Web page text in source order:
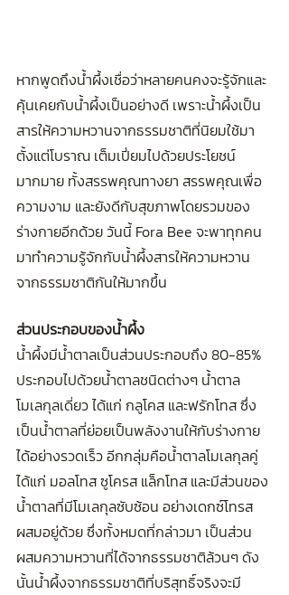
หากพูดถึงน้ำผึ้งเชื่อว่าหลายคนคงจะรู้จักและ
คุ้นเคยกับน้ำผึ้งเป็นอย่างดี เพราะน้ำผึ้งเป็น
สารให้ความหวานจากธรรมชาติที่นิยมใช้มา
ตั้งแต่โบราณ เต็มเปี่ยมไปด้วยประโยชน์
มากมาย ทั้งสรรพคุณทางยา สรรพคุณเพื่อ
ความงาม และยังดีกับสุขภาพโดยรวมของ
ร่างกายอีกด้วย วันนี้ Fora Bee จะพาทุกคน
มาทำความรู้จักกับน้ำผึ้งสารให้ความหวาน
จากธรรมชาติกันให้มากขึ้น
ส่วนประกอบของน้ำผึ้ง
น้ำผึ้งมีน้ำตาลเป็นส่วนประกอบถึง 80-85%
ประกอบไปด้วยน้ำตาลชนิดต่างๆ น้ำตาล
โมเลกุลเดี่ยว ได้แก่ กลูโคส และฟรักโทส ซึ่ง
เป็นน้ำตาลที่ย่อยเป็นพลังงานให้กับร่างกาย
ได้อย่างรวดเร็ว อีกกลุ่มคือน้ำตาลโมเลกุลคู่
ได้แก่ มอลโทส ซูโครส แล็กโทส และมีส่วนของ
น้ำตาลที่มีโมเลกุลซับซ้อน อย่างเดกซ์โทรส
ผสมอยู่ด้วย ซึ่งทั้งหมดที่กล่าวมา เป็นส่วน
ผสมความหวานที่ได้จากธรรมชาติล้วนๆ ดัง
นั้นน้ำผึ้งจากธรรมชาติที่บริสุทธิ์จริงจะมี